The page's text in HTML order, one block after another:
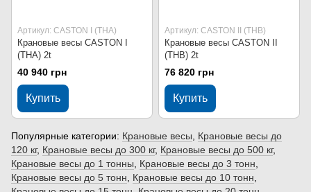
Артикул: CASTON I (THA)
Крановые весы CASTON I
(THA) 2t
40 940 грн
Купить
Артикул: CASTON II (THB)
Крановые весы CASTON II
(THB) 2t
76 820 грн
Купить
Популярные категории: Крановые весы, Крановые весы до
120 кг, Крановые весы до 300 кг, Крановые весы до 500 кг,
Крановые весы до 1 тонны, Крановые весы до 3 тонн,
Крановые весы до 5 тонн, Крановые весы до 10 тонн,